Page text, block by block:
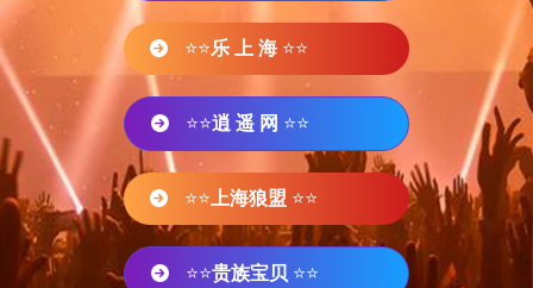
⭐⭐乐 上 海 ⭐⭐
⭐⭐逍 遥 网 ⭐⭐
⭐⭐ 上海狼盟 ⭐⭐
⭐⭐贵族宝贝 ⭐⭐